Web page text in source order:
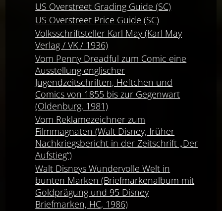
US Overstreet Grading Guide (SC)
US Overstreet Price Guide (SC)
Volksschriftsteller Karl May (Karl May
Verlag / VK / 1936)
Vom Penny Dreadful zum Comic eine
Ausstellung englischer
Jugendzeitschriften, Heftchen und
Comics von 1855 bis zur Gegenwart
(Oldenburg, 1981)
Vom Reklamezeichner zum
Filmmagnaten (Walt Disney, früher
Nachkriegsbericht in der Zeitschrift „Der
Aufstieg“)
Walt Disneys Wundervolle Welt in
bunten Marken (Briefmarkenalbum mit
Goldprägung und 95 Disney
Briefmarken, HC, 1986)